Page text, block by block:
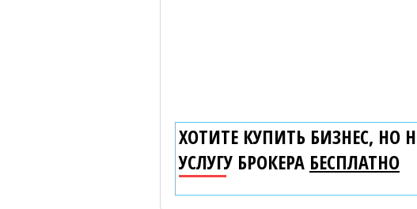
ХОТИТЕ КУПИТЬ БИЗНЕС, НО
УСЛУГУ БРОКЕРА БЕСПЛАТНО